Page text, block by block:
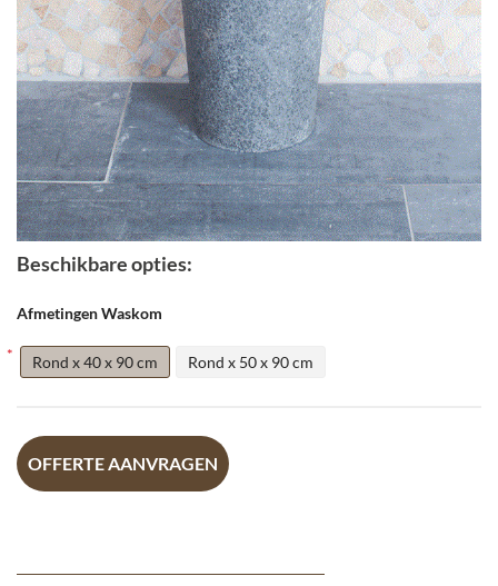
Beschikbare opties:
Afmetingen Waskom
Rond x 40 x 90 cm Rond x 50 x 90 cm
OFFERTE AANVRAGEN